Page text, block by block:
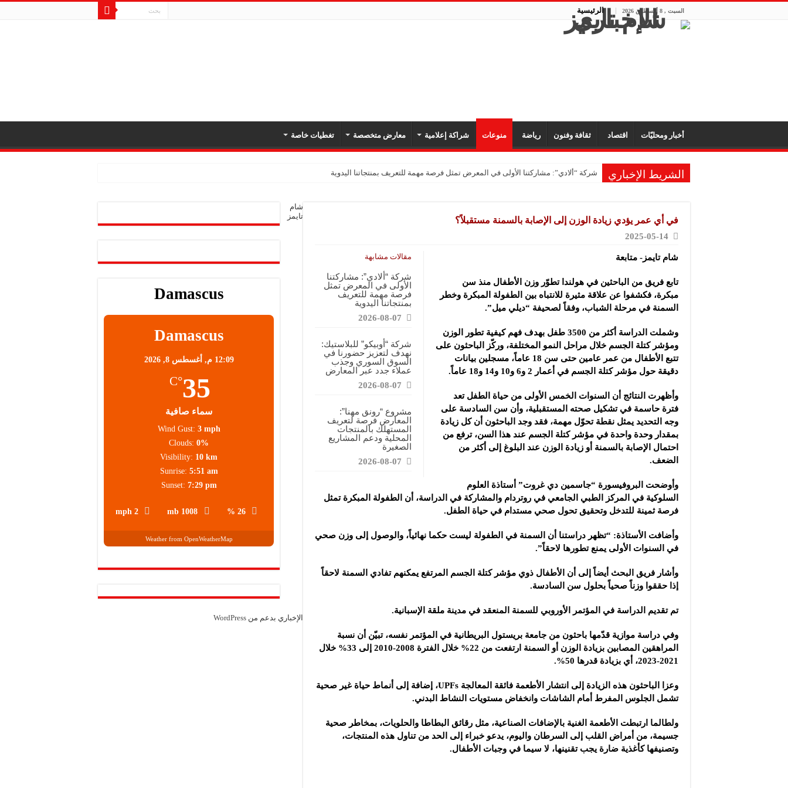
السبت , 8 أغسطس 2026 الرئيسية
أخبار ومحليّات اقتصاد ثقافة وفنون رياضة منوعات شراكة إعلامية معارض متخصصة تغطيات خاصة
الشريط الإخباري شركة “ألادي”: مشاركتنا الأولى في المعرض تمثل فرصة مهمة للتعريف بمنتجاتنا اليدوية
في أي عمر يؤدي زيادة الوزن إلى الإصابة بالسمنة مستقبلاً؟
2025-05-14
مقالات مشابهة
شركة “ألادي”: مشاركتنا
الأولى في المعرض تمثل
فرصة مهمة للتعريف
بمنتجاتنا اليدوية
2026-08-07
شركة “أوبيكو” للبلاستيك:
نهدف لتعزيز حضورنا في
السوق السوري وجذب
عملاء جدد عبر المعارض
2026-08-07
مشروع “رونق مهنا”:
المعارض فرصة لتعريف
المستهلك بالمنتجات
المحلية ودعم المشاريع
الصغيرة
2026-08-07
شام تايمز- متابعة
تابع فريق من الباحثين في هولندا تطوّر وزن الأطفال منذ سن
مبكرة، فكشفوا عن علاقة مثيرة للانتباه بين الطفولة المبكرة وخطر
السمنة في مرحلة الشباب، وفقاً لصحيفة “ديلي ميل”.
وشملت الدراسة أكثر من 3500 طفل بهدف فهم كيفية تطور الوزن
ومؤشر كتلة الجسم خلال مراحل النمو المختلفة، وركّز الباحثون على
تتبع الأطفال من عمر عامين حتى سن 18 عاماً، مسجلين بيانات
دقيقة حول مؤشر كتلة الجسم في أعمار 2 و6 و10 و14 و18 عاماً.
وأظهرت النتائج أن السنوات الخمس الأولى من حياة الطفل تعد
فترة حاسمة في تشكيل صحته المستقبلية، وأن سن السادسة على
وجه التحديد يمثل نقطة تحوّل مهمة، فقد وجد الباحثون أن كل زيادة
بمقدار وحدة واحدة في مؤشر كتلة الجسم عند هذا السن، ترفع من
احتمال الإصابة بالسمنة أو زيادة الوزن عند البلوغ إلى أكثر من
الضعف.
وأوضحت البروفيسورة “جاسمين دي غروت” أستاذة العلوم
السلوكية في المركز الطبي الجامعي في روتردام والمشاركة في الدراسة، أن الطفولة المبكرة تمثل
فرصة ثمينة للتدخل وتحقيق تحول صحي مستدام في حياة الطفل.
وأضافت الأستاذة: “تظهر دراستنا أن السمنة في الطفولة ليست حكما نهائياً، والوصول إلى وزن صحي
في السنوات الأولى يمنع تطورها لاحقاً”.
وأشار فريق البحث أيضاً إلى أن الأطفال ذوي مؤشر كتلة الجسم المرتفع يمكنهم تفادي السمنة لاحقاً
إذا حققوا وزناً صحياً بحلول سن السادسة.
تم تقديم الدراسة في المؤتمر الأوروبي للسمنة المنعقد في مدينة ملقة الإسبانية.
وفي دراسة موازية قدّمها باحثون من جامعة بريستول البريطانية في المؤتمر نفسه، تبيّن أن نسبة
المراهقين المصابين بزيادة الوزن أو السمنة ارتفعت من 22% خلال الفترة 2008-2010 إلى 33% خلال
2021-2023، أي بزيادة قدرها 50%.
وعزا الباحثون هذه الزيادة إلى انتشار الأطعمة فائقة المعالجة UPFs، إضافة إلى أنماط حياة غير صحية
تشمل الجلوس المفرط أمام الشاشات وانخفاض مستويات النشاط البدني.
ولطالما ارتبطت الأطعمة الغنية بالإضافات الصناعية، مثل رقائق البطاطا والحلويات، بمخاطر صحية
جسيمة، من أمراض القلب إلى السرطان واليوم، يدعو خبراء إلى الحد من تناول هذه المنتجات،
وتصنيفها كأغذية ضارة يجب تقنينها، لا سيما في وجبات الأطفال.
Damascus
Damascus
12:09 م, أغسطس 8, 2026
35
°C
سماء صافية
26 %
1008 mb
2 mph
Wind Gust: 3 mph
Clouds: 0%
Visibility: 10 km
Sunrise: 5:51 am
Sunset: 7:29 pm
Weather from OpenWeatherMap
شام
تايمز
الإخباري بدعم من WordPress